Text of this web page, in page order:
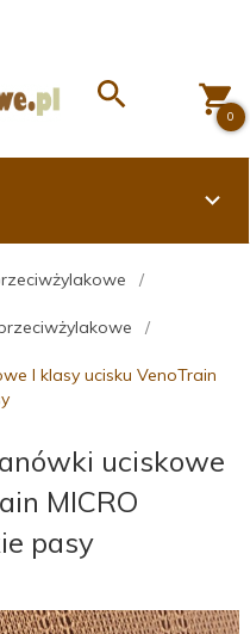
0
I klasy ucisku VenoTrain
uciskowe
MICRO
pasy